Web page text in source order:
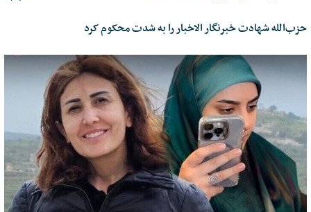
حزب‌الله شهادت خبرنگار الاخبار را به شدت محکوم کرد